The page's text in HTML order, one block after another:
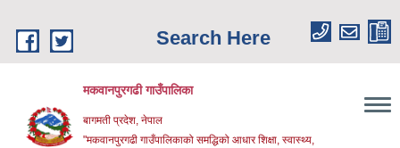
Search Here
मकवानपुरगढी गाउँपालिका
बागमती प्रदेश, नेपाल
"मकवानपुरगढी गाउँपालिकाको समद्धिको आधार शिक्षा, स्‍वास्‍थ्‍य,